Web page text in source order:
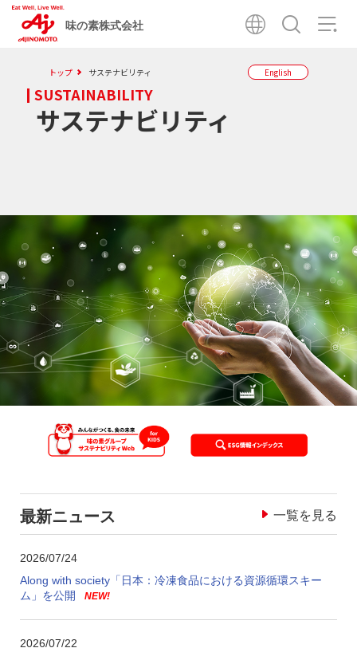
味の素株式会社
トップ サステナビリティ English
SUSTAINABILITY
サステナビリティ
最新ニュース 一覧を見る